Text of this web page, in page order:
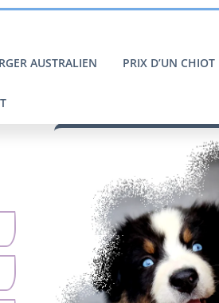
AUSTRALIEN PRIX D’UN CHIOT